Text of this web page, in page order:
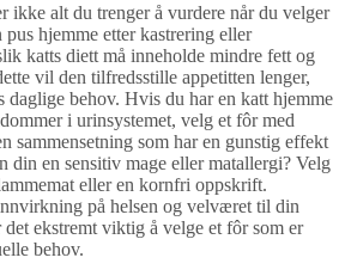
ikke alt du trenger å vurdere når du velger
hjemme etter kastrering eller
katts diett må inneholde mindre fett og
vil den tilfredsstille appetitten lenger,
daglige behov. Hvis du har en katt hjemme
i urinsystemet, velg et fôr med
sammensetning som har en gunstig effekt
din en sensitiv mage eller matallergi? Velg
eller en kornfri oppskrift.
på helsen og velværet til din
ekstremt viktig å velge et fôr som er
behov.